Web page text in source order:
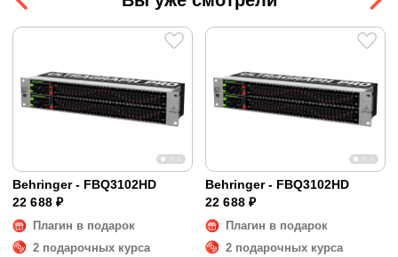
Сопротивление входа
40 кОм
Сопротивление выхода
Не указано
Размеры
48 x 15 x 9 см
Вес
2 кг
Behringer - FBQ3102HD
22 688 ₽
Плагин в подарок
2 подарочных курса
Behringer - FBQ3102HD
22 688 ₽
Плагин в подарок
2 подарочных курса